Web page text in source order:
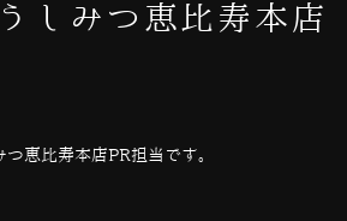
しみつ恵比寿本店
恵比寿本店PR担当です。